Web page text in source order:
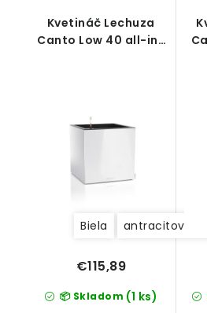
Kvetináč Lechuza
Canto Low 40 all-in-
Biela antracitová
📦 Skladom (1 ks)
€115,89